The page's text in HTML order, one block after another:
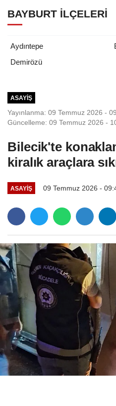
BAYBURT İLÇELERI
Aydıntepe
Demirözü
ASAYIŞ
Yayınlanma: 09 Temmuz 2026 -
Güncelleme: 09 Temmuz 2026 -
Bilecik'te
kiralık araçlara
ASAYIŞ 09 Temmuz 2026 -